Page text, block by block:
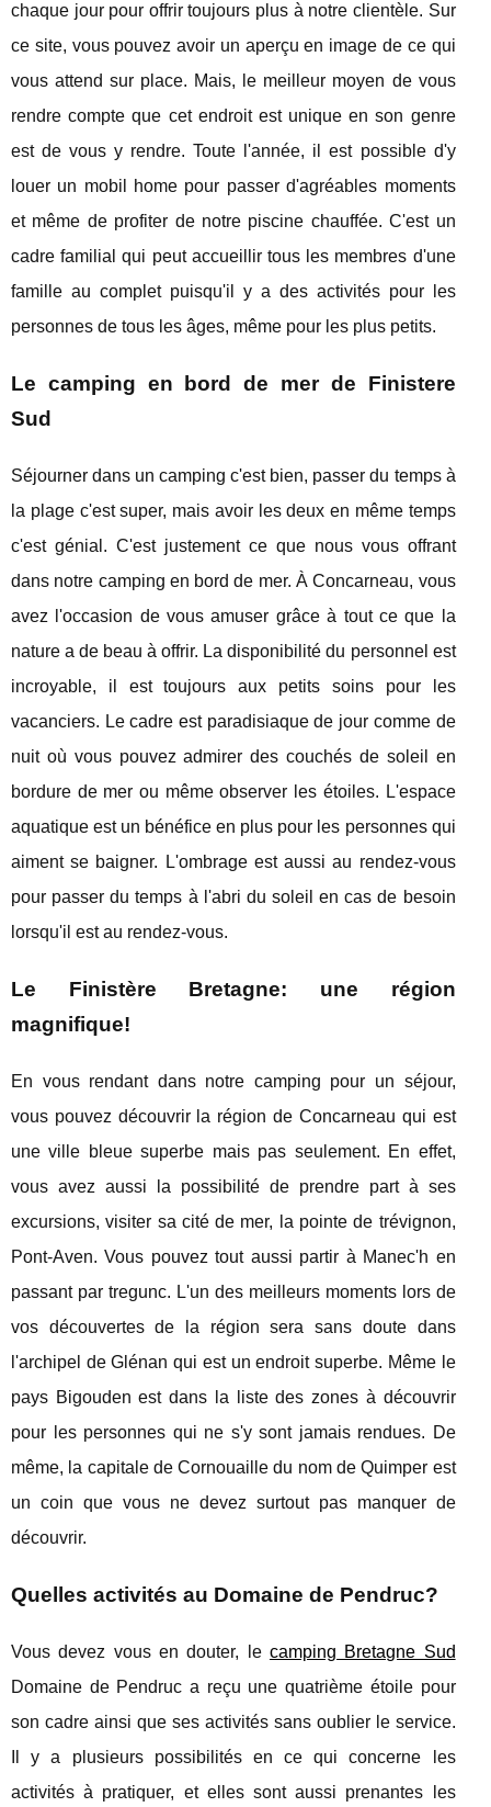
chaque jour pour offrir toujours plus à notre clientèle. Sur
ce site, vous pouvez avoir un aperçu en image de ce qui
vous attend sur place. Mais, le meilleur moyen de vous
rendre compte que cet endroit est unique en son genre
est de vous y rendre. Toute l'année, il est possible d'y
louer un mobil home pour passer d'agréables moments
et même de profiter de notre piscine chauffée. C'est un
cadre familial qui peut accueillir tous les membres d'une
famille au complet puisqu'il y a des activités pour les
personnes de tous les âges, même pour les plus petits.
Le camping en bord de mer de Finistere
Sud
Séjourner dans un camping c'est bien, passer du temps à
la plage c'est super, mais avoir les deux en même temps
c'est génial. C'est justement ce que nous vous offrant
dans notre camping en bord de mer. À Concarneau, vous
avez l'occasion de vous amuser grâce à tout ce que la
nature a de beau à offrir. La disponibilité du personnel est
incroyable, il est toujours aux petits soins pour les
vacanciers. Le cadre est paradisiaque de jour comme de
nuit où vous pouvez admirer des couchés de soleil en
bordure de mer ou même observer les étoiles. L'espace
aquatique est un bénéfice en plus pour les personnes qui
aiment se baigner. L'ombrage est aussi au rendez-vous
pour passer du temps à l'abri du soleil en cas de besoin
lorsqu'il est au rendez-vous.
Le Finistère Bretagne: une région
magnifique!
En vous rendant dans notre camping pour un séjour,
vous pouvez découvrir la région de Concarneau qui est
une ville bleue superbe mais pas seulement. En effet,
vous avez aussi la possibilité de prendre part à ses
excursions, visiter sa cité de mer, la pointe de trévignon,
Pont-Aven. Vous pouvez tout aussi partir à Manec'h en
passant par tregunc. L'un des meilleurs moments lors de
vos découvertes de la région sera sans doute dans
l'archipel de Glénan qui est un endroit superbe. Même le
pays Bigouden est dans la liste des zones à découvrir
pour les personnes qui ne s'y sont jamais rendues. De
même, la capitale de Cornouaille du nom de Quimper est
un coin que vous ne devez surtout pas manquer de
découvrir.
Quelles activités au Domaine de Pendruc?
Vous devez vous en douter, le camping Bretagne Sud
Domaine de Pendruc a reçu une quatrième étoile pour
son cadre ainsi que ses activités sans oublier le service.
Il y a plusieurs possibilités en ce qui concerne les
activités à pratiquer, et elles sont aussi prenantes les